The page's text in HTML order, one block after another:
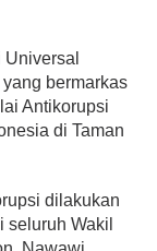
bermarkas
Antikorupsi
di Taman
dilakukan
Wakil